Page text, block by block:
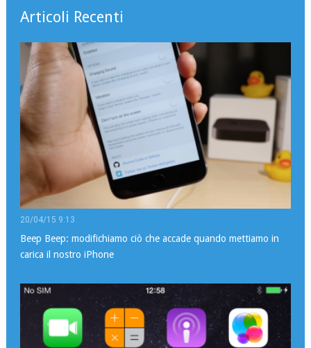
Articoli Recenti
20/04/15 9:13
Beep Beep: modifichiamo ciò che accade quando mettiamo in
carica il nostro iPhone